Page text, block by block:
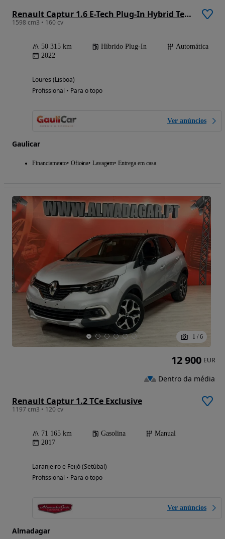
Renault Captur 1.6 E-Tech Plug-In Hybrid Techno
1598 cm3 • 160 cv
50 315 km Híbrido Plug-In
Automática
2022
Loures (Lisboa)
Profissional • Para o topo
Ver anúncios
Gaulicar
Financiamento Oficina Lavagem Entrega em casa
1 / 6
Renault Captur 1.2 TCe Exclusive
1197 cm3 • 120 cv
71 165 km Gasolina
Manual
2017
Laranjeiro e Feijó (Setúbal)
Profissional • Para o topo
Ver anúncios
Almadagar
12 900 EUR
Dentro da média